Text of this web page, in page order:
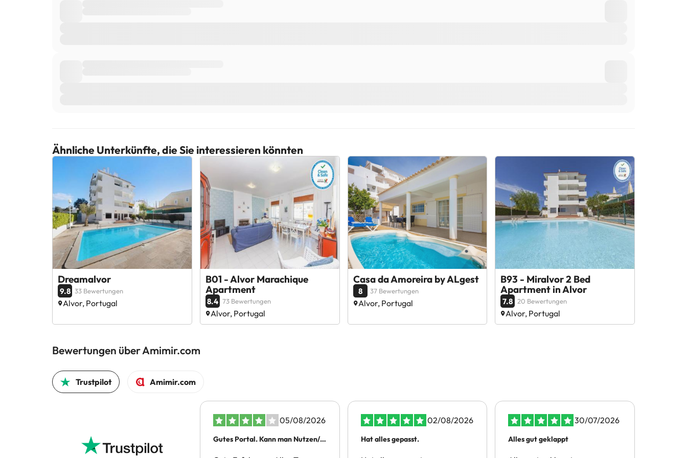
Ähnliche Unterkünfte, die Sie interessieren könnten
Dreamalvor
9.8 33 Bewertungen
Alvor, Portugal
B01 - Alvor Marachique
Apartment
8.4 73 Bewertungen
Alvor, Portugal
Casa da Amoreira by ALgest
8 37 Bewertungen
Alvor, Portugal
B93 - Miralvor 2 Bed
Apartment in Alvor
7.8 20 Bewertungen
Alvor, Portugal
Bewertungen über Amimir.com
Trustpilot Amimir.com
05/08/2026
Gutes Portal. Kann man Nutzen/
02/08/2026
Hat alles gepasst.
30/07/2026
Alles gut geklappt